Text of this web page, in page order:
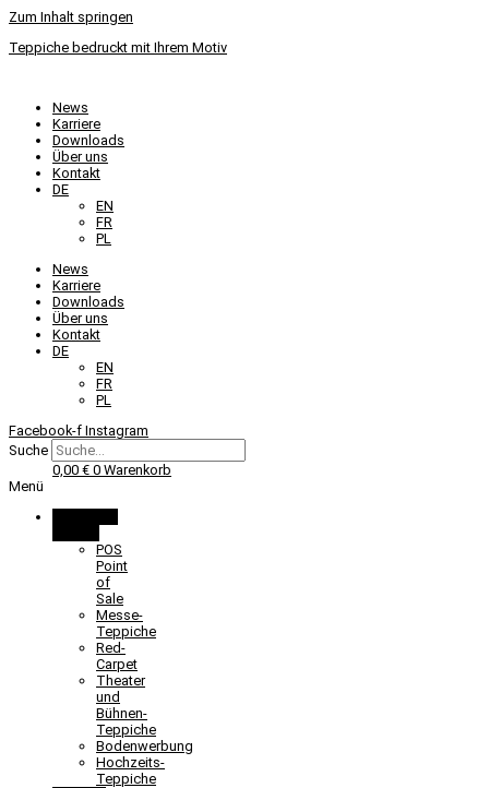
Zum Inhalt springen
Teppiche bedruckt mit Ihrem Motiv
News
Karriere
Downloads
Über uns
Kontakt
DE
EN
FR
PL
News
Karriere
Downloads
Über uns
Kontakt
DE
EN
FR
PL
Facebook-f Instagram
Suche
0,00 € 0 Warenkorb
Menü
POS
Point
of
Sale
Messe-
Teppiche
Red-
Carpet
Theater
und
Bühnen-
Teppiche
Bodenwerbung
Hochzeits-
Teppiche